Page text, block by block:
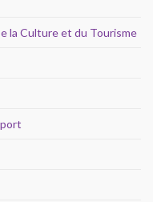
la Culture et du Tourisme